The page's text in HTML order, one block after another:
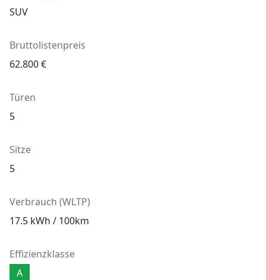
SUV
Bruttolistenpreis
62.800€
Türen
5
Sitze
5
Verbrauch (WLTP)
17.5 kWh / 100km
Effizienzklasse
A